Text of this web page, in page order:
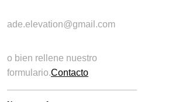
ade.elevation@gmail.com
o bien rellene nuestro
formulario.Contacto